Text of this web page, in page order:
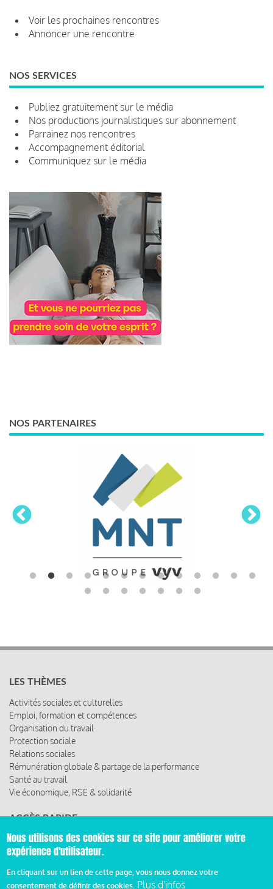
Voir les prochaines rencontres
Annoncer une rencontre
NOS SERVICES
Publiez gratuitement sur le média
Nos productions journalistiques sur abonnement
Parrainez nos rencontres
Accompagnement éditorial
Communiquez sur le média
NOS PARTENAIRES
LES THÈMES
Activités sociales et culturelles
Emploi, formation et compétences
Organisation du travail
Protection sociale
Relations sociales
Rémunération globale & partage de la performance
Santé au travail
Vie économique, RSE & solidarité
ACCÈS RAPIDE
Les abonnements
Les rencontres
Nous utilisons des cookies sur ce site pour améliorer votre
expérience d'utilisateur.
En cliquant sur un lien de cette page, vous nous donnez votre
consentement de définir des cookies. Plus d'infos